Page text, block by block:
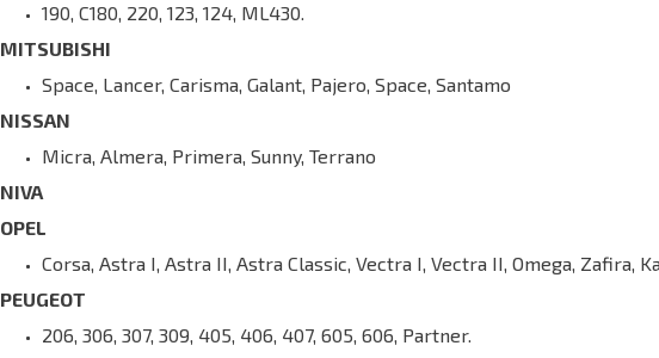
190, C180, 220, 123, 124, ML430.
MITSUBISHI
Space, Lancer, Carisma, Galant, Pajero, Space, Santamo
NISSAN
Micra, Almera, Primera, Sunny, Terrano
NIVA
OPEL
Corsa, Astra I, Astra II, Astra Classic, Vectra I, Vectra II, Omega, Zafira,
PEUGEOT
206, 306, 307, 309, 405, 406, 407, 605, 606, Partner.